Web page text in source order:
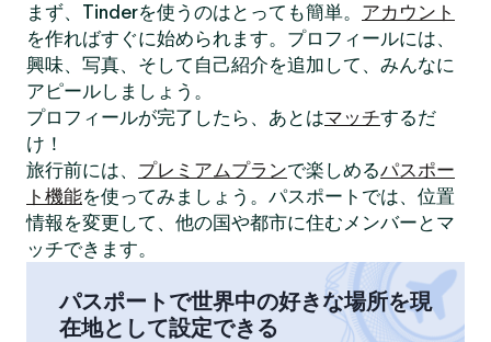
まず、Tinderを使うのはとっても簡単。 アカウント
を作ればすぐに始められます。プロフィールには、
興味、写真、そして自己紹介を追加して、みんなに
アピールしましょう。
プロフィールが完了したら、あとはマッチするだ
け！
旅行前には、 プレミアムプランで楽しめるパスポー
ト機能を使ってみましょう。パスポートでは、位置
情報を変更して、他の国や都市に住むメンバーとマ
ッチできます。
パスポートで世界中の好きな場所を現
在地として設定できる